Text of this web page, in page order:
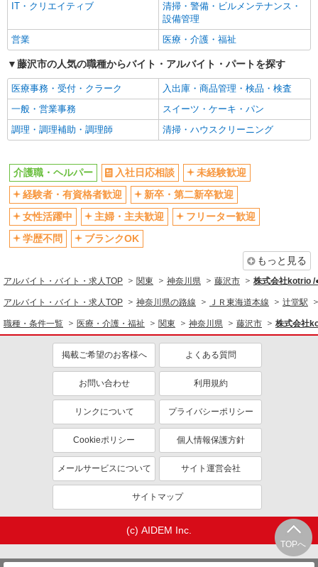
ブランクOK
ミドル（40代～）活躍中
エルダー（50代～）活躍中
シニア（60代～）活躍中
高収入・高額
ボーナス・賞与あり
昇給あり
完全週休2日制
フルタイム歓迎
禁煙・分煙
駅直結・駅チカ
車通勤OK
バイク通勤OK
自転車通勤OK
社会保険あり
産休・育休取得実績あり
退職金・財形貯蓄制度あり
各種手当（家族・役職・インセン
ティブなど）あり
制服貸与
研修制度あり
資格取得支援制度あり
医療・介護・福祉
介護職・ヘルパー
同じ特徴から求人を探す
未経験歓迎
ミドル（40代～）活躍中
ボーナス・賞与あり
車通勤OK
社会保険あり
産休・育休取得実績あり
IT・クリエイティブ
清掃・警備・ビルメンテナンス・
設備管理
営業
医療・介護・福祉
藤沢市の人気の職種からバイト・アルバイト・パートを探す
医療事務・受付・クラーク
入出庫・商品管理・検品・検査
一般・営業事務
スイーツ・ケーキ・パン
調理・調理補助・調理師
清掃・ハウスクリーニング
TOPへ
介護職・ヘルパー 入社日応相談
未経験歓迎
経験者・有資格者歓迎
新卒・第二新卒歓迎
女性活躍中
主婦・主夫歓迎
フリーター歓迎
学歴不問
ブランクOK
もっと見る
アルバイト・バイト・求人TOP 関東 神奈川県 藤沢市 株式会社kotrio /
アルバイト・バイト・求人TOP 神奈川県の路線 ＪＲ東海道本線 辻堂駅
職種・条件一覧 医療・介護・福祉 関東 神奈川県 藤沢市 株式会社
掲載ご希望のお客様へ よくある質問
お問い合わせ 利用規約
リンクについて プライバシーポリシー
Cookieポリシー 個人情報保護方針
メールサービスについて サイト運営会社
サイトマップ
(c) AIDEM Inc.